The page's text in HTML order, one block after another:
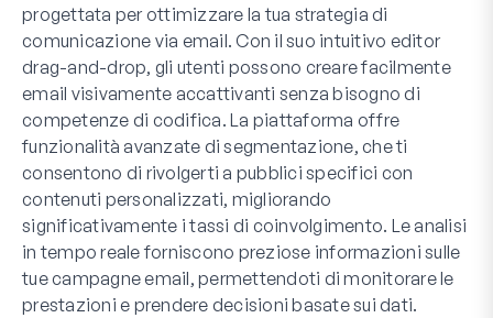
progettata per ottimizzare la tua strategia di
comunicazione via email. Con il suo intuitivo editor
drag-and-drop, gli utenti possono creare facilmente
email visivamente accattivanti senza bisogno di
competenze di codifica. La piattaforma offre
funzionalità avanzate di segmentazione, che ti
consentono di rivolgerti a pubblici specifici con
contenuti personalizzati, migliorando
significativamente i tassi di coinvolgimento. Le analisi
in tempo reale forniscono preziose informazioni sulle
tue campagne email, permettendoti di monitorare le
prestazioni e prendere decisioni basate sui dati.